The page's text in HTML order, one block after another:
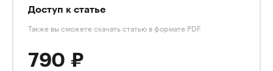
Доступ к статье
Также вы сможете скачать статью в формате PDF
790 ₽